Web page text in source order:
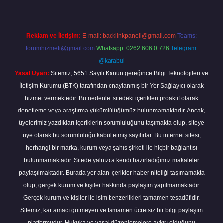
Reklam ve İletişim: E-mail: backlinkpaneli@gmail.com Teams:
forumhizmeti@gmail.com Whatsapp: 0262 606 0 726 Telegram:
@karabul
Yasal Uyarı: Sitemiz, 5651 Sayılı Kanun gereğince Bilgi Teknolojileri ve
İletişim Kurumu (BTK) tarafından onaylanmış bir Yer Sağlayıcı olarak
hizmet vermektedir. Bu nedenle, sitedeki içerikleri proaktif olarak
denetleme veya araştırma yükümlülüğümüz bulunmamaktadır. Ancak,
üyelerimiz yazdıkları içeriklerin sorumluluğunu taşımakta olup, siteye
üye olarak bu sorumluluğu kabul etmiş sayılırlar. Bu internet sitesi,
herhangi bir marka, kurum veya şahıs şirketi ile hiçbir bağlantısı
bulunmamaktadır. Sitede yalnızca kendi hazırladığımız makaleler
paylaşılmaktadır. Burada yer alan içerikler haber niteliği taşımamakta
olup, gerçek kurum ve kişiler hakkında paylaşım yapılmamaktadır.
Gerçek kurum ve kişiler ile isim benzerlikleri tamamen tesadüfidir.
Sitemiz, kar amacı gütmeyen ve tamamen ücretsiz bir bilgi paylaşım